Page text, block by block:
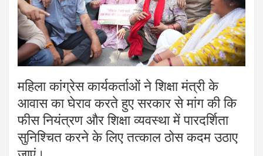
महिला कांग्रेस कार्यकर्ताओं ने शिक्षा मंत्री के
आवास का घेराव करते हुए सरकार से मांग की कि
फीस नियंत्रण और शिक्षा व्यवस्था में पारदर्शिता
सुनिश्चित करने के लिए तत्काल ठोस कदम उठाए